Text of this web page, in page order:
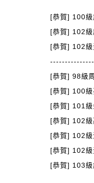
[恭賀] 100級
[恭賀] 102級
[恭賀] 102級
[恭賀] 98級
[恭賀] 100
[恭賀] 101
[恭賀] 102
[恭賀] 102
[恭賀] 102
[恭賀] 103